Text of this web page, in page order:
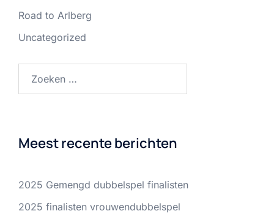
Road to Arlberg
Uncategorized
Meest recente berichten
2025 Gemengd dubbelspel finalisten
2025 finalisten vrouwendubbelspel